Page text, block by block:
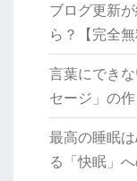
ブログ更新
ら？【完全
言葉にでき
セージ」の
最高の睡眠
る「快眠」